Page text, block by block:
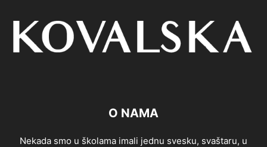
O NAMA
Nekada smo u školama imali jednu svesku, svaštaru, u